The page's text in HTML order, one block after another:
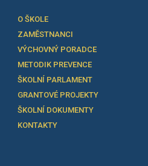
O ŠKOLE
ZAMĚSTNANCI
VÝCHOVNÝ PORADCE
METODIK PREVENCE
ŠKOLNÍ PARLAMENT
GRANTOVÉ PROJEKTY
ŠKOLNÍ DOKUMENTY
KONTAKTY